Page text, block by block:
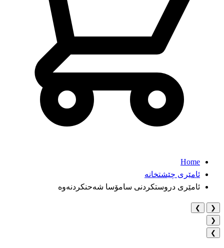
Home
ئامێری چێشتخانە
ئامێری دروستکردنی سامۆسا شەحنکردنەوە
❮
❯
❮
❯